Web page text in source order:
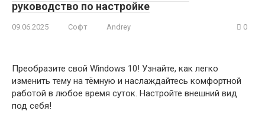
руководство по настройке
09.06.2025 Софт Andrey 0
Преобразите свой Windows 10! Узнайте, как легко
изменить тему на тёмную и наслаждайтесь комфортной
работой в любое время суток. Настройте внешний вид
под себя!